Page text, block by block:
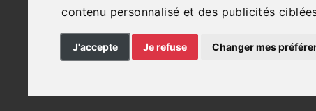
contenu personnalisé et des publicités
J'accepte Je refuse Changer mes